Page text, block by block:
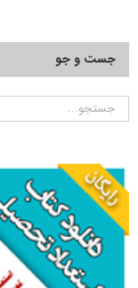
جست و جو
جستجو